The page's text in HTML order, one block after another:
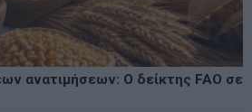
ανατιμήσεων: Ο δείκτης FAO σε